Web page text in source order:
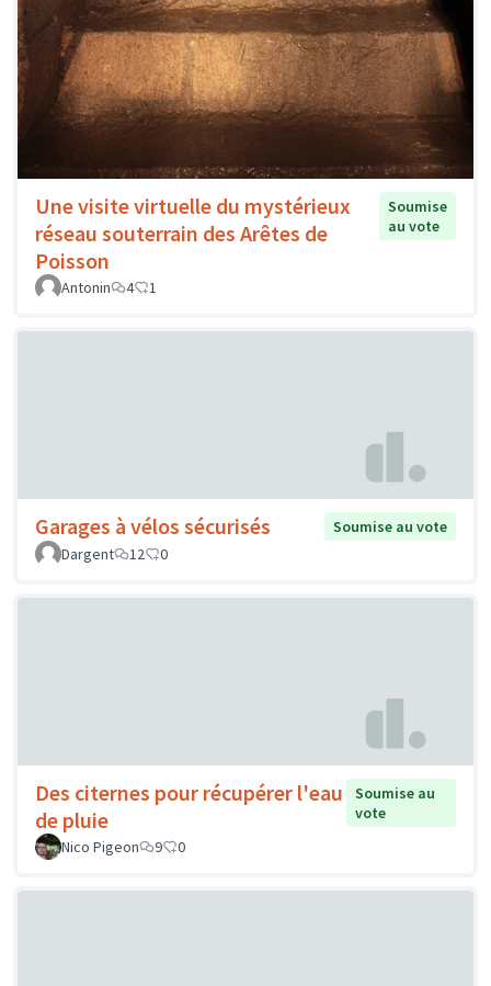
Une visite virtuelle du mystérieux
réseau souterrain des Arêtes de
Poisson
Soumise
au vote
Antonin 4 1
Garages à vélos sécurisés
Soumise au vote
Dargent
12 0
Des citernes pour récupérer l'eau
de pluie
Soumise au
vote
Nico Pigeon
9 0